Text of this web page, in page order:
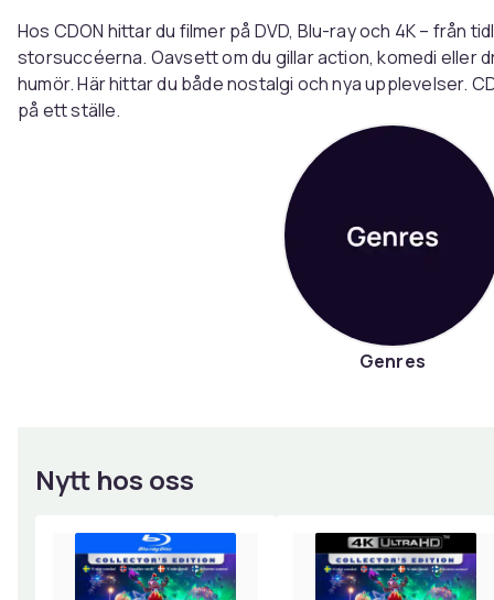
Hos CDON hittar du filmer på DVD, Blu-ray och 4K – från
storsuccéerna. Oavsett om du gillar action, komedi eller
humör. Här hittar du både nostalgi och nya upplevelser.
på ett ställe.
Genres
Nytt hos oss